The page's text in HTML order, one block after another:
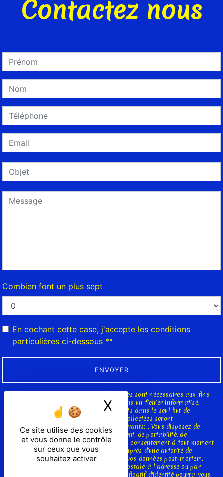
Ce site utilise des cookies
et vous donne le contrôle
sur ceux que vous
souhaitez activer
X Masquer le
Contactez nous
Combien font un plus sept
En cochant cette case, j'accepte les conditions
particulières ci-dessous **
ENVOYER
** Les données personnelles communiquées sont nécessaires aux fins
de vous contacter et sont enregistrées dans un fichier informatisé.
Elles sont destinées à et ses sous-traitants dans le seul but de
répondre à votre message. Les données collectées seront
communiquées aux seuls destinataires suivants: . Vous disposez de
droits d’accès, de rectification, d’effacement, de portabilité, de
limitation, d’opposition, de retrait de votre consentement à tout moment
et du droit d’introduire une réclamation auprès d’une autorité de
contrôle, ainsi que d’organiser le sort de vos données post-mortem.
Vous pouvez exercer ces droits par voie postale à l'adresse ou par
courrier électronique à l'adresse . Un justificatif d'identité pourra vous